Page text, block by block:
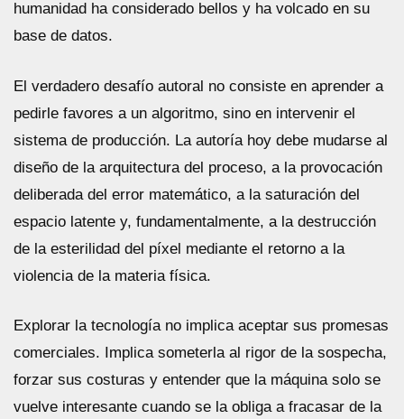
humanidad ha considerado bellos y ha volcado en su
base de datos.
El verdadero desafío autoral no consiste en aprender a
pedirle favores a un algoritmo, sino en intervenir el
sistema de producción. La autoría hoy debe mudarse al
diseño de la arquitectura del proceso, a la provocación
deliberada del error matemático, a la saturación del
espacio latente y, fundamentalmente, a la destrucción
de la esterilidad del píxel mediante el retorno a la
violencia de la materia física.
Explorar la tecnología no implica aceptar sus promesas
comerciales. Implica someterla al rigor de la sospecha,
forzar sus costuras y entender que la máquina solo se
vuelve interesante cuando se la obliga a fracasar de la